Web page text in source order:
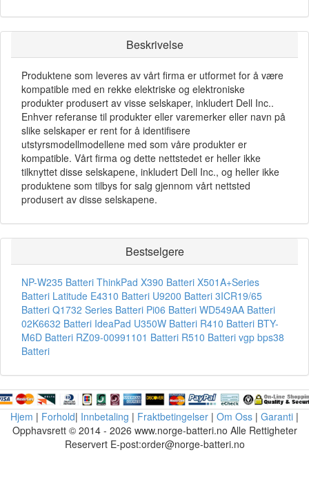
Beskrivelse
Produktene som leveres av vårt firma er utformet for å være
kompatible med en rekke elektriske og elektroniske
produkter produsert av visse selskaper, inkludert Dell Inc..
Enhver referanse til produkter eller varemerker eller navn på
slike selskaper er rent for å identifisere
utstyrsmodellmodellene med som våre produkter er
kompatible. Vårt firma og dette nettstedet er heller ikke
tilknyttet disse selskapene, inkludert Dell Inc., og heller ikke
produktene som tilbys for salg gjennom vårt nettsted
produsert av disse selskapene.
Bestselgere
NP-W235 Batteri ThinkPad X390 Batteri X501A+Series
Batteri Latitude E4310 Batteri U9200 Batteri 3ICR19/65
Batteri Q1732 Series Batteri Pi06 Batteri WD549AA Batteri
02K6632 Batteri IdeaPad U350W Batteri R410 Batteri BTY-
M6D Batteri RZ09-00991101 Batteri R510 Batteri vgp bps38
Batteri
Hjem | Forhold| Innbetaling | Fraktbetingelser | Om Oss | Garanti |
Opphavsrett © 2014 - 2026 www.norge-batteri.no Alle Rettigheter
Reservert E-post:order@norge-batteri.no